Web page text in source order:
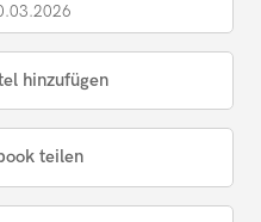
hinzufügen
teilen